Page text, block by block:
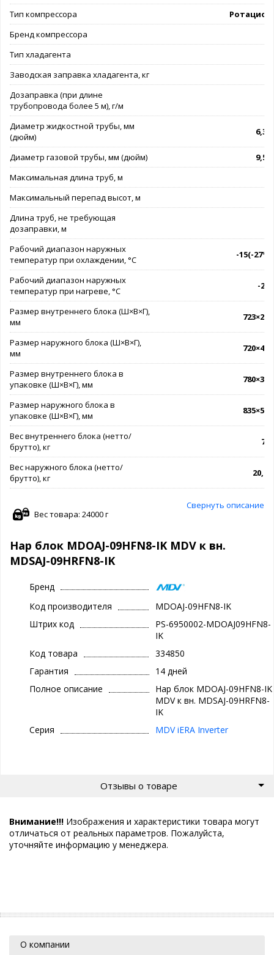
Тип компрессора
Бренд компрессора
Тип хладагента
Заводская заправка хладагента, кг
Дозаправка (при длине
трубопровода более 5 м), г/м
Диаметр жидкостной трубы, мм
(дюйм)
6,35
Диаметр газовой трубы, мм (дюйм)
9,52
Максимальная длина труб, м
Максимальный перепад высот, м
Длина труб, не требующая
дозаправки, м
Рабочий диапазон наружных
температур при охлаждении, °C
-15(-
Рабочий диапазон наружных
температур при нагреве, °C
-
Размер внутреннего блока (Ш×В×Г),
мм
Размер наружного блока (Ш×В×Г),
мм
Размер внутреннего блока в
упаковке (Ш×В×Г), мм
Размер наружного блока в
упаковке (Ш×В×Г), мм
Вес внутреннего блока (нетто/
брутто), кг
Вес наружного блока (нетто/
брутто), кг
20,5
Свернуть описание
Вес товара: 24000 г
Нар блок MDOAJ-09HFN8-IK MDV к вн.
MDSAJ-09HRFN8-IK
Бренд
Код производителя
MDOAJ-09HFN8-IK
Штрих код
PS-6950002-MDOAJ09HFN8-
IK
Код товара
334850
Гарантия
14 дней
Полное описание
Нар блок MDOAJ-09HFN8-IK
MDV к вн. MDSAJ-09HRFN8-
IK
Серия
MDV iERA Inverter
Отзывы о товаре
Внимание!!! Изображения и характеристики товара могут
отличаться от реальных параметров. Пожалуйста,
уточняйте информацию у менеджера.
О компании